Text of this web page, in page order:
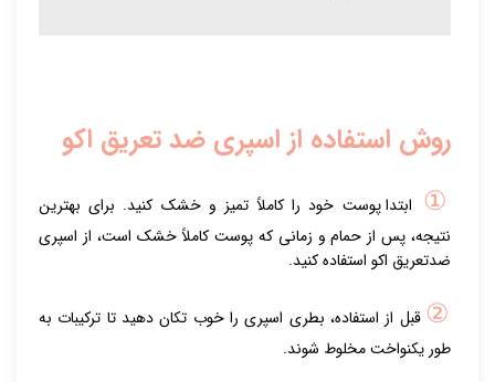
روش استفاده از اسپری ضد تعریق اکو
① ابتدا پوست خود را کاملاً تمیز و خشک کنید. برای بهترین
نتیجه، پس از حمام و زمانی که پوست کاملاً خشک است، از اسپری
ضدتعریق اکو استفاده کنید.
② قبل از استفاده، بطری اسپری را خوب تکان دهید تا ترکیبات به
طور یکنواخت مخلوط شوند.